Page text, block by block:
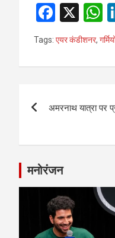
F
a
ce
b
o
X
h
at
s
p
Tags: एयर कंडीशनर,
navigation
अमरनाथ यात्रा पर
मनोरंजन